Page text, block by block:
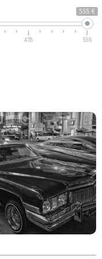
555 €
478 555